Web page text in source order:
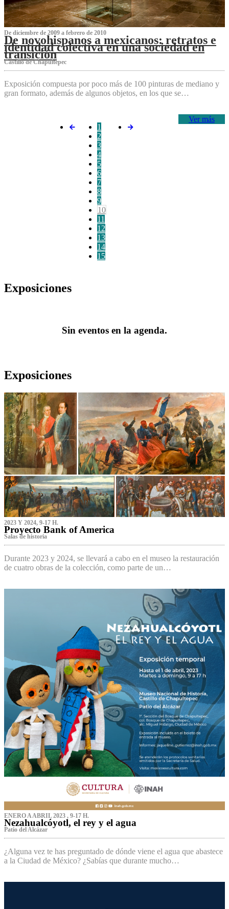
De diciembre de 2009 a febrero de 2010
De novohispanos a mexicanos: retratos e
identidad colectiva en una sociedad en
transición
Castillo de Chapultepec
Exposición compuesta por poco más de 100 pinturas de mediano y
gran formato, además de algunos objetos, en los que se…
Ver más
1
2
3
4
5
6
7
8
9
10
11
12
13
14
15
Exposiciones
Sin eventos en la agenda.
Exposiciones
2023 Y 2024, 9-17 H.
Proyecto Bank of America
S‌alas de historia
Durante 2023 y 2024, se llevará a cabo en el museo la restauración
de cuatro obras de la colección, como parte de un…
ENERO A ABRIL 2023 , 9-17 H.
Nezahualcóyotl, el rey y el agua
Patio del Alcázar
¿Alguna vez te has preguntado de dónde viene el agua que abastece
a la Ciudad de México? ¿Sabías que durante mucho…